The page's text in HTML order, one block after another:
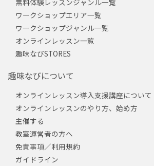
ワークショップエリア一覧
ワークショップジャンル一覧
オンラインレッスン一覧
趣味なびSTORES
趣味なびについて
オンラインレッスン導入支援講座について
オンラインレッスンのやり方、始め方
主催する
教室運営者の方へ
免責事項／利用規約
ガイドライン